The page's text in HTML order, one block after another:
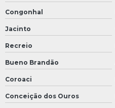
Congonhal
Jacinto
Recreio
Bueno Brandão
Coroaci
Conceição dos Ouros